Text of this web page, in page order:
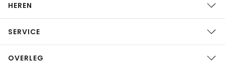
HEREN
SERVICE
OVERLEG